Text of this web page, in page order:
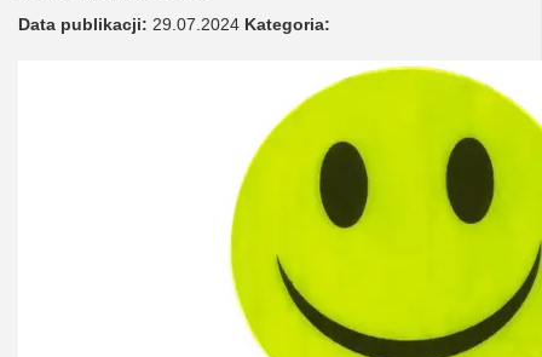
Data publikacji: 29.07.2024 Kategoria: